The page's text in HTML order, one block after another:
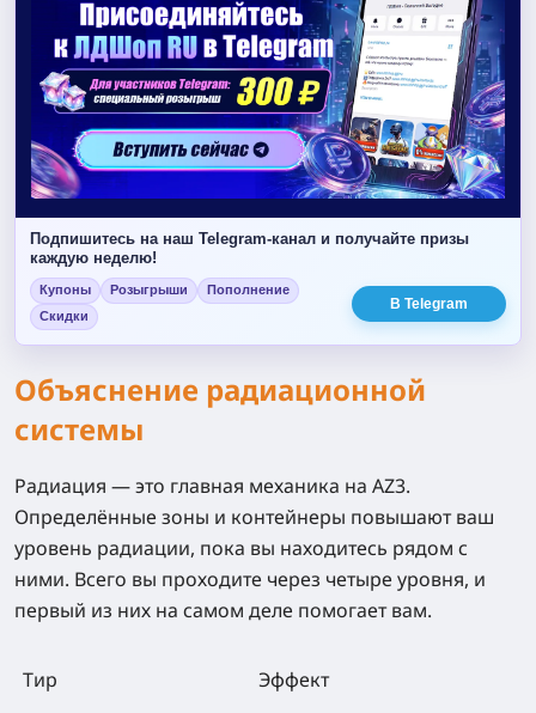
Подпишитесь на наш Telegram-канал и получайте призы
каждую неделю!
Купоны Розыгрыши
Пополнение
Скидки
В Telegram
Объяснение радиационной
системы
Радиация — это главная механика на AZ3.
Определённые зоны и контейнеры повышают ваш
уровень радиации, пока вы находитесь рядом с
ними. Всего вы проходите через четыре уровня, и
первый из них на самом деле помогает вам.
Тир Эффект